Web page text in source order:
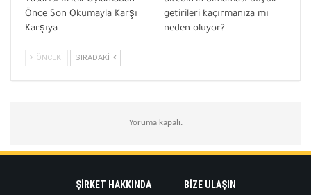
Önce Son Okumayla Karşı
Karşıya
getirileri kaçırmanıza mı
neden oluyor?
ÖNCEKI SIRADAKI
Yoruma kapalı.
ŞIRKET HAKKINDA BIZE ULAŞIN